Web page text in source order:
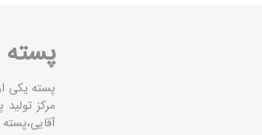
پسته
پسته یکی
مرکز